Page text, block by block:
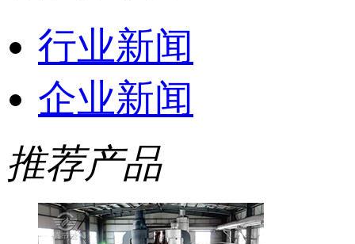
行业新闻
企业新闻
推荐产品